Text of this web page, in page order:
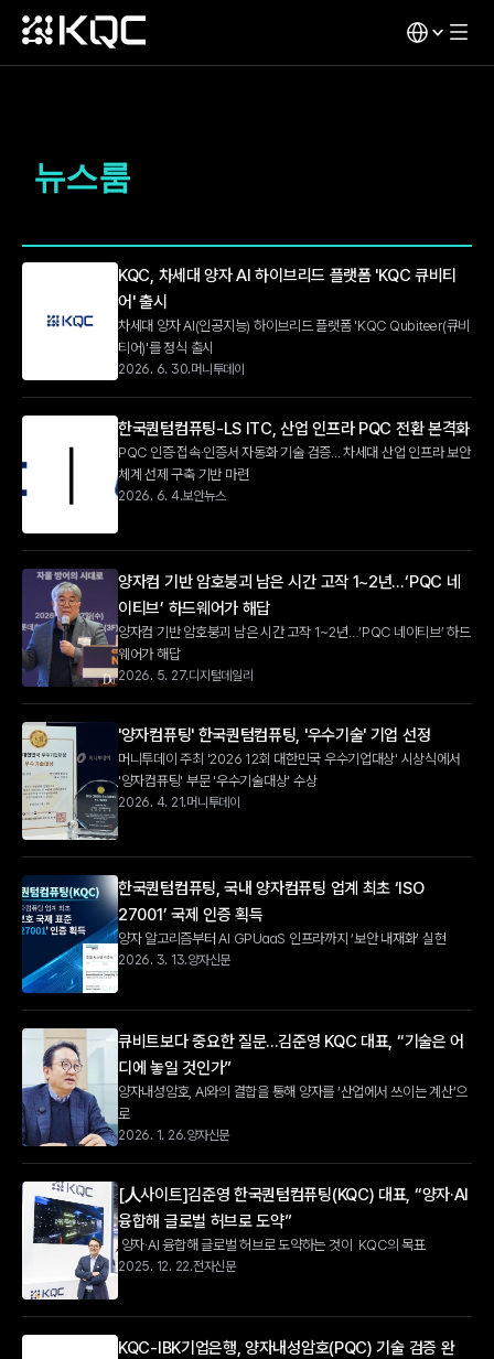
뉴스룸
KQC, 차세대 양자 AI 하이브리드 플랫폼 'KQC 큐비티
어' 출시
차세대 양자 AI(인공지능) 하이브리드 플랫폼 'KQC Qubiteer(큐비
티어)'를 정식 출시
2026. 6. 30.머니투데이
한국퀀텀컴퓨팅-LS ITC, 산업 인프라 PQC 전환 본격화
PQC 인증·접속·인증서 자동화 기술 검증... 차세대 산업 인프라 보안
체계 선제 구축 기반 마련
2026. 6. 4.보안뉴스
양자컴 기반 암호붕괴 남은 시간 고작 1~2년…‘PQC 네
이티브’ 하드웨어가 해답
양자컴 기반 암호붕괴 남은 시간 고작 1~2년…‘PQC 네이티브’ 하드
웨어가 해답
2026. 5. 27.디지털데일리
'양자컴퓨팅' 한국퀀텀컴퓨팅, '우수기술' 기업 선정
머니투데이 주최 '2026 12회 대한민국 우수기업대상' 시상식에서
'양자컴퓨팅' 부문 '우수기술대상' 수상
2026. 4. 21.머니투데이
한국퀀텀컴퓨팅, 국내 양자컴퓨팅 업계 최초 ‘ISO
27001’ 국제 인증 획득
양자 알고리즘부터 AI GPUaaS 인프라까지 ‘보안 내재화’ 실현
2026. 3. 13.양자신문
큐비트보다 중요한 질문...김준영 KQC 대표, “기술은 어
디에 놓일 것인가”
양자내성암호, AI와의 결합을 통해 양자를 ‘산업에서 쓰이는 계산’으
로
2026. 1. 26.양자신문
[人사이트]김준영 한국퀀텀컴퓨팅(KQC) 대표, “양자·AI
융합해 글로벌 허브로 도약”
양자·AI 융합해 글로벌 허브로 도약하는 것이  KQC의 목표
2025. 12. 22.전자신문
KQC-IBK기업은행, 양자내성암호(PQC) 기술 검증 완